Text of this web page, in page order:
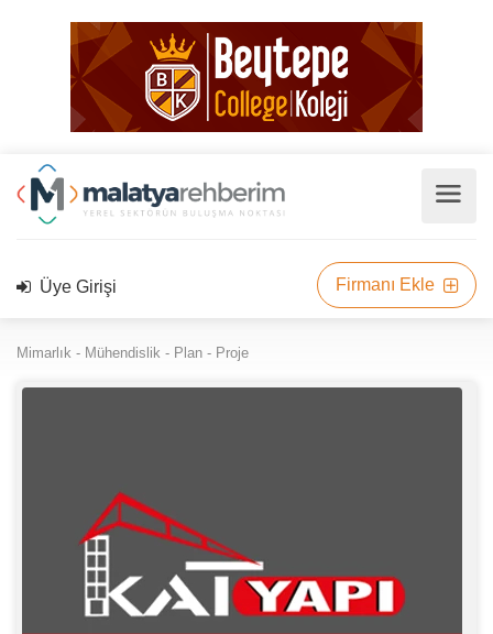
Üye Girişi Firmanı Ekle
Mimarlık - Mühendislik - Plan - Proje